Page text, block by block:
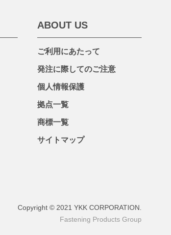
ABOUT US
ご利用にあたって
発注に際してのご注意
個人情報保護
拠点一覧
商標一覧
サイトマップ
Copyright © 2021 YKK CORPORATION.
Fastening Products Group